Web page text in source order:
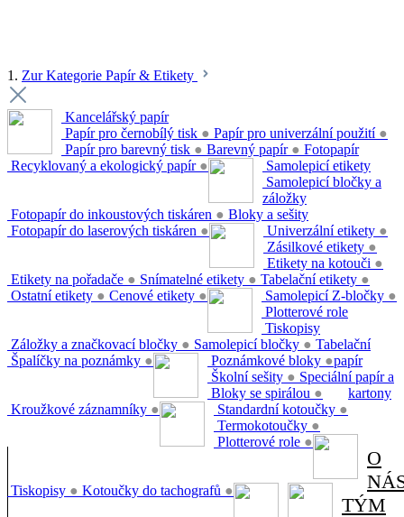
1. Zur Kategorie Papír & Etikety
Kancelářský papír
Papír pro černobílý tisk ● Papír pro univerzální použití ●
Papír pro barevný tisk ● Barevný papír ●
Recyklovaný a ekologický papír ●
Fotopapír
Fotopapír do inkoustových tiskáren ●
Fotopapír do laserových tiskáren ●
Samolepicí etikety
Univerzální etikety ●
Zásilkové etikety ●
Etikety na kotouči ●
Etikety na pořadače ● Snímatelné etikety ● Tabelační etikety ●
Ostatní etikety ● Cenové etikety ●
Samolepicí bločky a
záložky
Samolepicí Z-bločky ●
Záložky a značkovací bločky ● Samolepicí bločky ●
Špalíčky na poznámky ●
Bloky a sešity
Poznámkové bloky ●
Školní sešity ●
Bloky se spirálou ●
Kroužkové záznamníky ●
Plotterové role
Standardní kotoučky ●
Termokotoučky ●
Plotterové role ●
Tiskopisy
Tiskopisy ● Kotoučky do tachografů ●
Tabelační
papír
Speciální papír a
kartony
O
TÝM